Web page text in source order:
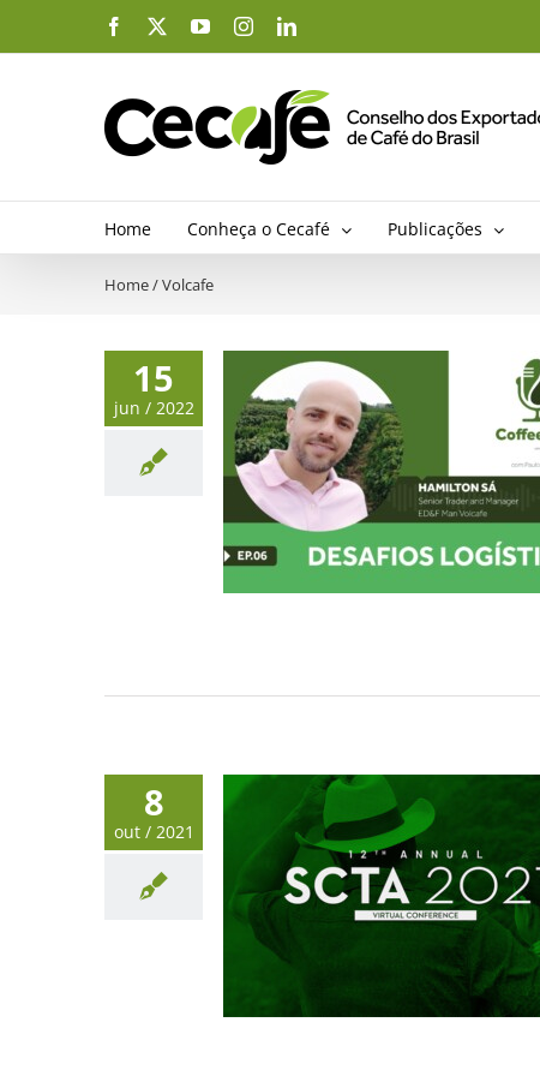
o
Facebook YouTubeInstagramLinkedIn
Home Conheça o Cecafé Publicações
Home/Volcafe
15
jun / 2022
8
out / 2021